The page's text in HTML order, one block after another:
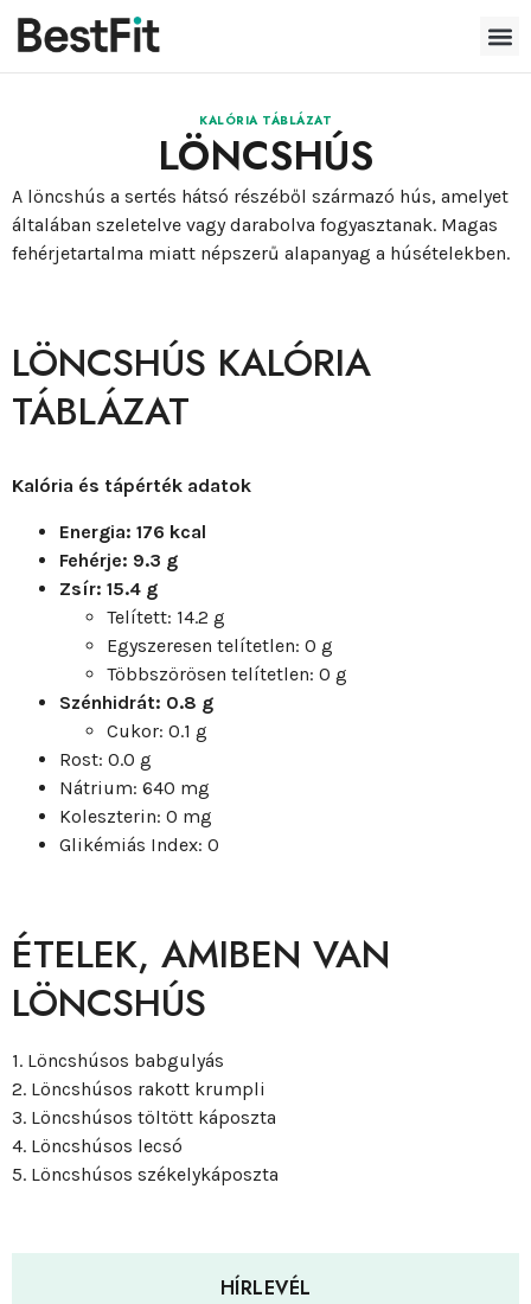
HÍRLEVÉL
KALÓRIA TÁBLÁZAT
LÖNCSHÚS
A löncshús a sertés hátsó részéből származó hús, amelyet
általában szeletelve vagy darabolva fogyasztanak. Magas
fehérjetartalma miatt népszerű alapanyag a húsételekben.
LÖNCSHÚS KALÓRIA
TÁBLÁZAT
Kalória és tápérték adatok
Energia: 176 kcal
Fehérje: 9.3 g
Zsír: 15.4 g
Telített: 14.2 g
Egyszeresen telítetlen: 0 g
Többszörösen telítetlen: 0 g
Szénhidrát: 0.8 g
Cukor: 0.1 g
Rost: 0.0 g
Nátrium: 640 mg
Koleszterin: 0 mg
Glikémiás Index: 0
ÉTELEK, AMIBEN VAN
LÖNCSHÚS
1. Löncshúsos babgulyás
2. Löncshúsos rakott krumpli
3. Löncshúsos töltött káposzta
4. Löncshúsos lecsó
5. Löncshúsos székelykáposzta